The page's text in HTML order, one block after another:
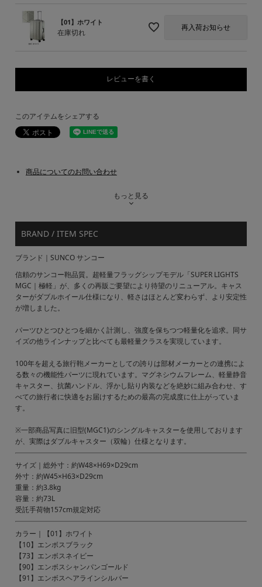
【01】ホワイト
在庫切れ
再入荷お知らせ
レビューを書く
このアイテムをシェアする
商品についてのお問い合わせ
もっと見る
BRAND / ITEM SPEC
ブランド｜SUNCO サンコー
信頼のサンコー鞄品質。超軽量フラッグシップモデル「SUPER LIGHTS
MGC｜極軽」が、多くの再販ご要望により待望のリニューアル。キャス
ターがダブルホイール仕様になり、軽さはほとんど変わらず、より安定性
が増しました。
パーツひとつひとつを細かく計測し、強度を保ちつつ軽量化を追求。同サ
イズの他ラインナップと比べても最軽量クラスを実現しています。
100年を超える旅行鞄メーカーとしての誇りは部材メーカーとの連携によ
る数々の機能性パーツに現れています。マグネシウムフレーム、軽量静音
キャスター、抗菌ハンドル、浮かし貼り内装などを絶妙に組み合わせ、す
べての旅行者に快適をお届けするための最高の完成度に仕上がっていま
す。
※一部商品写真に旧型(MGC1)のシングルキャスターを使用しております
が、実際はダブルキャスター（双輪）仕様となります。
サイズ｜総外寸：約W48×H69×D29cm
外寸：約W45×H63×D29cm
重量：約3.8kg
容量：約73L
受託手荷物157cm規定対応
カラー｜【01】ホワイト
【10】エンボスブラック
【73】エンボスネイビー
【90】エンボスシャンパンゴールド
【91】エンボスヘアラインシルバー